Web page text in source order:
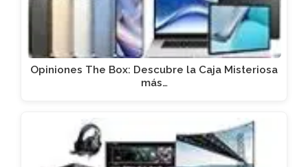
Opiniones The Box: Descubre la Caja Misteriosa
más…